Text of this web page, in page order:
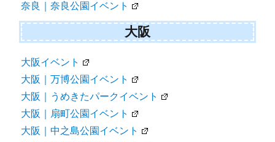
奈良｜奈良公園イベント
大阪
大阪イベント
大阪｜万博公園イベント
大阪｜うめきたパークイベント
大阪｜扇町公園イベント
大阪｜中之島公園イベント